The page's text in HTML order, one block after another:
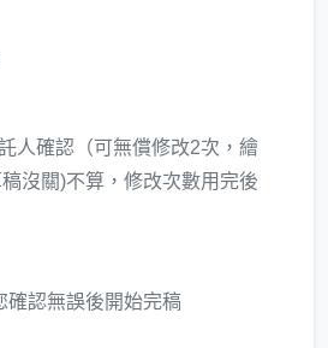
人確認（可無償修改2次，繪
沒關)不算，修改次數用完後
確認無誤後開始完稿